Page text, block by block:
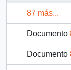
87 más...
Documento
Documento